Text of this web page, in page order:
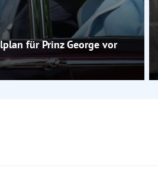
für Prinz George vor